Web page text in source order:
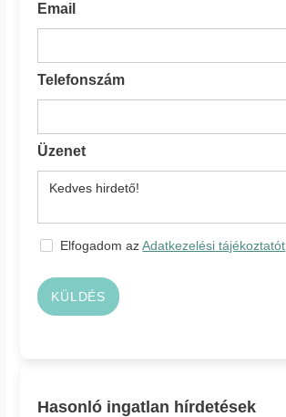
Email
Telefonszám
Üzenet
Elfogadom azAdatkezelési tájékoztatót
KÜLDÉS
Hasonló ingatlan hírdetések